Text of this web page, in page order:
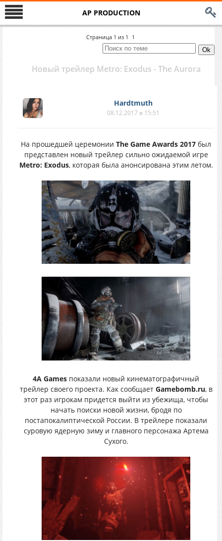
AP PRODUCTION
Страница 1 из 1 1
Новый трейлер Metro: Exodus - The Aurora
Hardtmuth
08.12.2017 в 15:51
На прошедшей церемонии The Game Awards 2017 был
представлен новый трейлер сильно ожидаемой игре
Metro: Exodus, которая была анонсирована этим летом.
4A Games показали новый кинематографичный
трейлер своего проекта. Как сообщает Gamebomb.ru, в
этот раз игрокам придется выйти из убежища, чтобы
начать поиски новой жизни, бродя по
постапокалиптической России. В трейлере показали
суровую ядерную зиму и главного персонажа Артема
Сухого.